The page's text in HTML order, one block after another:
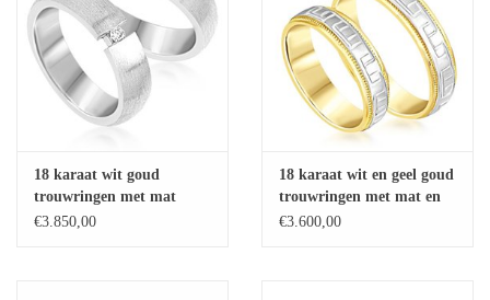
18 karaat wit goud
trouwringen met mat
afwerking met 0.05 ct
€3.850,00
18 karaat wit en geel goud
trouwringen met mat en
glanzend afwerking
€3.600,00